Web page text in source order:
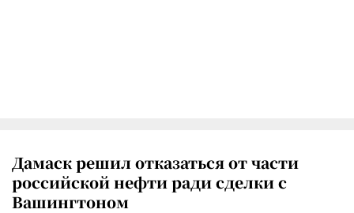
Дамаск решил отказаться от части
российской нефти ради сделки с
Вашингтоном